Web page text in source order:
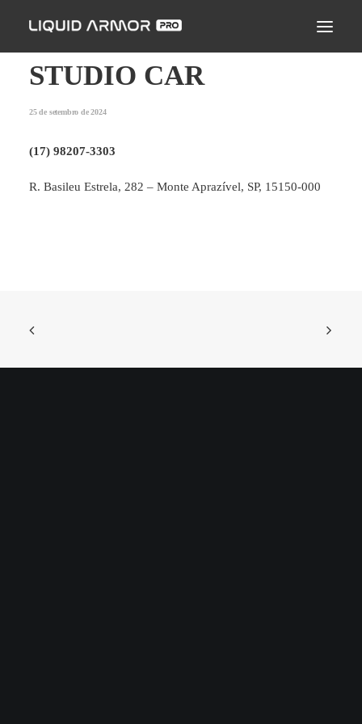
LIQUID ARMOR PRO
MODO DE APLICAÇÃO
PERGUNTAS FREQUENTES
STUDIO CAR
25 de setembro de 2024
(17) 98207-3303
R. Basileu Estrela, 282 – Monte Aprazível, SP, 15150-000